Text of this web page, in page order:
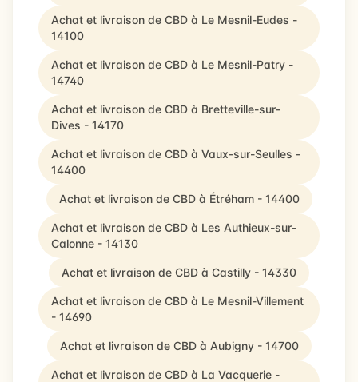
Achat et livraison de CBD à Le Mesnil-Eudes -
14100
Achat et livraison de CBD à Le Mesnil-Patry -
14740
Achat et livraison de CBD à Bretteville-sur-
Dives - 14170
Achat et livraison de CBD à Vaux-sur-Seulles -
14400
Achat et livraison de CBD à Étréham - 14400
Achat et livraison de CBD à Les Authieux-sur-
Calonne - 14130
Achat et livraison de CBD à Castilly - 14330
Achat et livraison de CBD à Le Mesnil-Villement
- 14690
Achat et livraison de CBD à Aubigny - 14700
Achat et livraison de CBD à La Vacquerie -